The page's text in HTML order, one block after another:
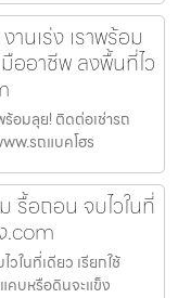
นเร่ง เราพร้อม
ออาชีพ ลงพื้นที่ไว
อมลุย! ติดต่อเช่ารถ
รถแบคโฮร
รื้อถอน จบไวในที่
.com
ในที่เดียว เรียกใช้
คบหรือดินจะแข็ง